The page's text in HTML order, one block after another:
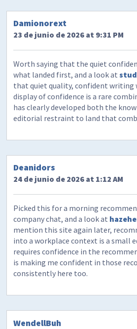
Damionorext
23 de junio de 2026 at 9:31 PM
Worth saying that the quiet
what landed first, and a look at
that quiet quality, confident writing
display of confidence is a rare
has clearly developed both the
editorial restraint to land that
Deanidors
24 de junio de 2026 at 1:12 AM
Picked this for a morning
company chat, and a look at
mention this site again later,
into a workplace context is a small
requires confidence in the
is making me confident in those
consistently here too.
WendellBuh